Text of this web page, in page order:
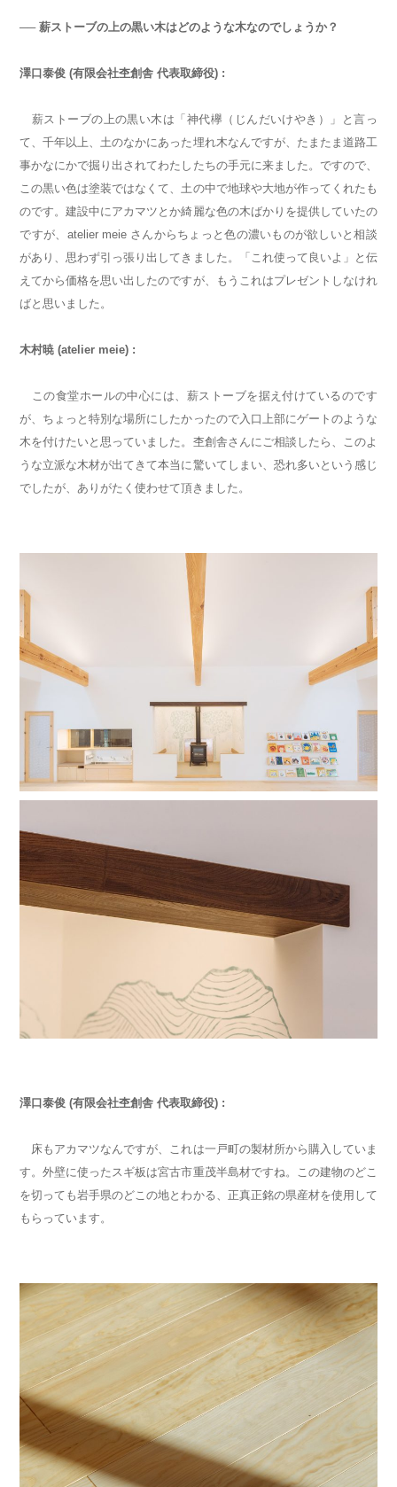
── 薪ストーブの上の黒い木はどのような木なのでしょうか？
澤口泰俊 (有限会社杢創舎 代表取締役) :
薪ストーブの上の黒い木は「神代欅（じんだいけやき）」と言っ
て、千年以上、土のなかにあった埋れ木なんですが、たまたま道路工
事かなにかで掘り出されてわたしたちの手元に来ました。ですので、
この黒い色は塗装ではなくて、土の中で地球や大地が作ってくれたも
のです。建設中にアカマツとか綺麗な色の木ばかりを提供していたの
ですが、atelier meie さんからちょっと色の濃いものが欲しいと相談
があり、思わず引っ張り出してきました。「これ使って良いよ」と伝
えてから価格を思い出したのですが、もうこれはプレゼントしなけれ
ばと思いました。
木村暁 (atelier meie) :
この食堂ホールの中心には、薪ストーブを据え付けているのです
が、ちょっと特別な場所にしたかったので入口上部にゲートのような
木を付けたいと思っていました。杢創舎さんにご相談したら、このよ
うな立派な木材が出てきて本当に驚いてしまい、恐れ多いという感じ
でしたが、ありがたく使わせて頂きました。
澤口泰俊 (有限会社杢創舎 代表取締役) :
床もアカマツなんですが、これは一戸町の製材所から購入していま
す。外壁に使ったスギ板は宮古市重茂半島材ですね。この建物のどこ
を切っても岩手県のどこの地とわかる、正真正銘の県産材を使用して
もらっています。